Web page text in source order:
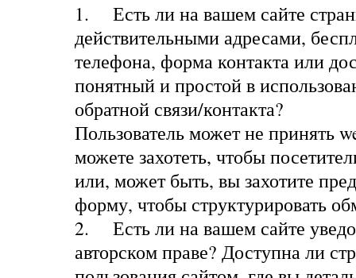
1.
Есть ли на вашем сайте
действительными адресами,
телефона, форма контакта или
понятный и простой в
обратной связи/контакта?
Пользователь может не принять
можете захотеть, чтобы
или, может быть, вы захотите
форму, чтобы структурировать
2.
Есть ли на вашем сайте
авторском праве? Доступна ли